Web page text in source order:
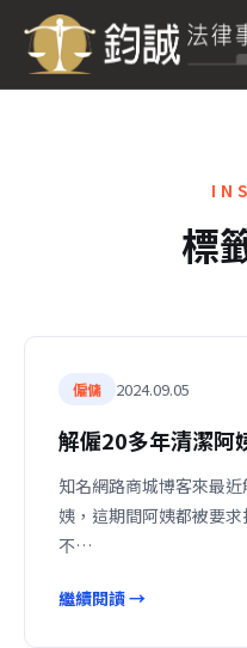
標
僱傭 2024.09.05
解僱20多年清潔阿
知名網路商城博客來最
姨，這期間阿姨都被要
不…
繼續閱讀 →